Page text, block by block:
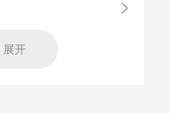
展开